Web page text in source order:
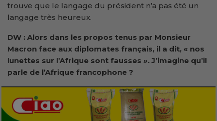
trouve que le langage du président n’a pas été un
langage très heureux.
DW : Alors dans les propos tenus par Monsieur
Macron face aux diplomates français, il a dit, « nos
lunettes sur l’Afrique sont fausses ». J’imagine qu’il
parle de l’Afrique francophone ?